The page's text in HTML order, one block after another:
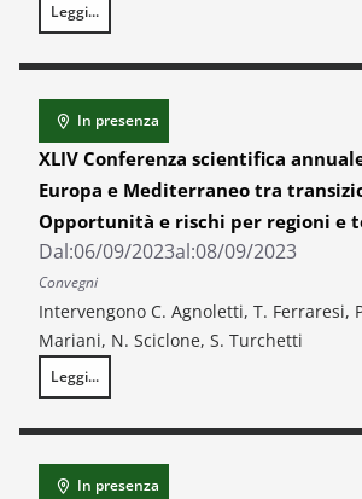
Leggi...
20ª edizione di Urbanpromo – Progetti per il
In presenza
XLIV Conferenza scientifica annuale
Europa e Mediterraneo tra
Opportunità e rischi per regioni e
Dal:06/09/2023al:08/09/2023
Convegni
Intervengono C. Agnoletti, T. Ferraresi,
Mariani, N. Sciclone, S. Turchetti
Leggi...
XLIV Conferenza scientifica annuale
In presenza